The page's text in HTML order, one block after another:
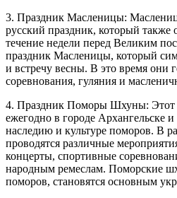
3. Праздник Масленицы:
русский праздник, который также
течение недели перед Великим
праздник Масленицы, который
и встречу весны. В это время они
соревнования, гуляния и
4. Праздник Поморы Шхуны: Этот
ежегодно в городе Архангельске
наследию и культуре поморов. В
проводятся различные
концерты, спортивные
народным ремеслам. Поморские
поморов, становятся основным